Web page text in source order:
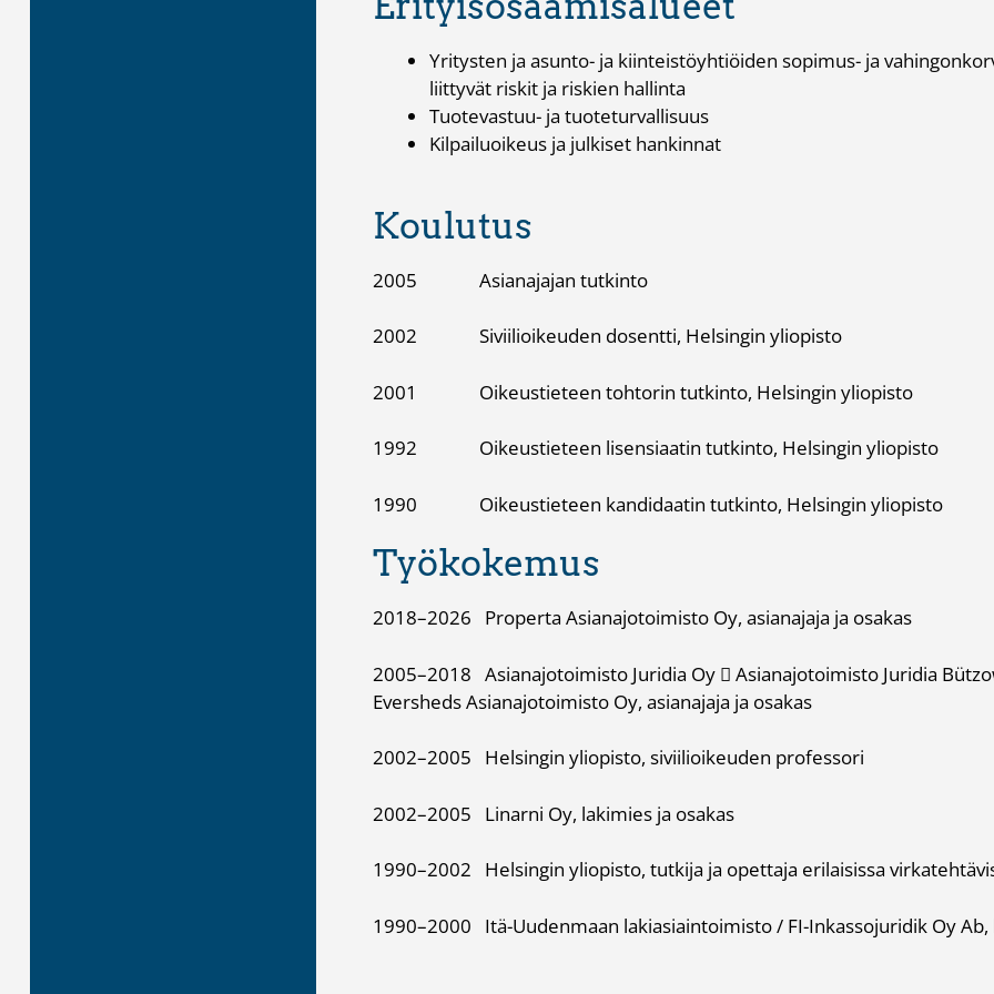
Yritysten ja asunto- ja kiinteistöyhtiöiden sopimus- ja
liittyvät riskit ja riskien hallinta
Tuotevastuu- ja tuoteturvallisuus
Kilpailuoikeus ja julkiset hankinnat
Koulutus
2005 Asianajajan tutkinto
2002 Siviilioikeuden dosentti, Helsingin yliopisto
2001 Oikeustieteen tohtorin tutkinto, Helsingin yliopisto
1992 Oikeustieteen lisensiaatin tutkinto, Helsingin yliopisto
1990 Oikeustieteen kandidaatin tutkinto, Helsingin yliopisto
Työkokemus
2018–2026 Properta Asianajotoimisto Oy, asianajaja ja osakas
2005–2018 Asianajotoimisto Juridia Oy  Asianajotoimisto Juridia
Eversheds Asianajotoimisto Oy, asianajaja ja osakas
2002–2005 Helsingin yliopisto, siviilioikeuden professori
2002–2005 Linarni Oy, lakimies ja osakas
1990–2002 Helsingin yliopisto, tutkija ja opettaja erilaisissa
1990–2000 Itä-Uudenmaan lakiasiaintoimisto / FI-Inkassojuridik Oy Ab,